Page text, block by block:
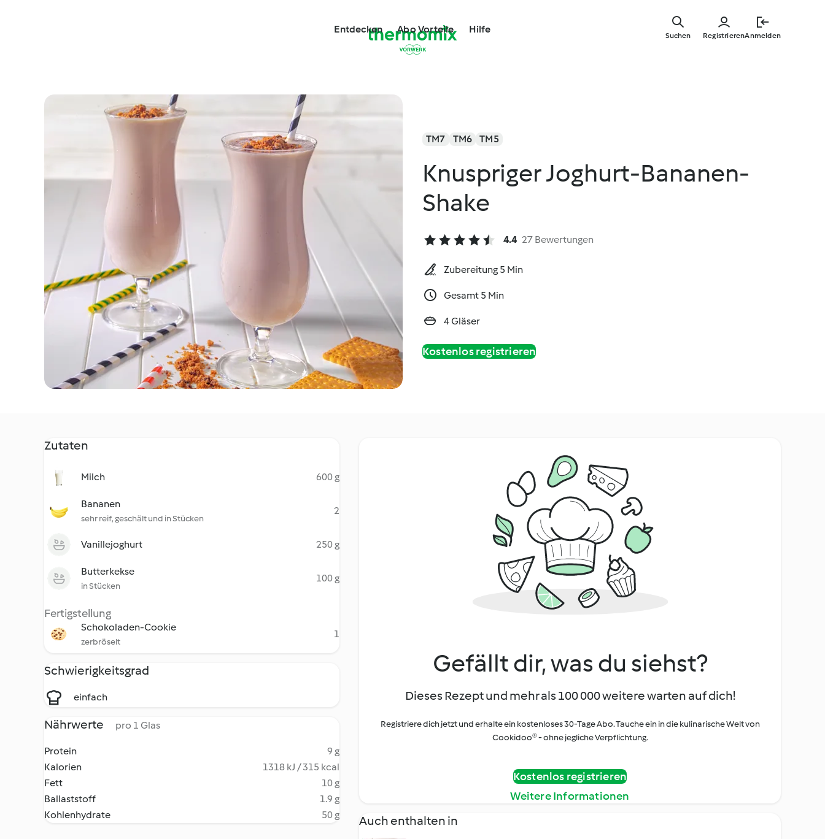
springen
Entdecken Abo Vorteile Hilfe
RegistrierenAnmelden
Suchen
TM7 TM6 TM5
Knuspriger Joghurt-Bananen-
Shake
4.4 27 Bewertungen
Zubereitung 5 Min
Gesamt 5 Min
4 Gläser
Kostenlos registrieren
Zutaten
Milch 600 g
Bananen
sehr reif, geschält und in Stücken
2
Vanillejoghurt 250 g
Butterkekse
in Stücken
100 g
Fertigstellung
Schokoladen-Cookie
zerbröselt
1
Schwierigkeitsgrad
einfach
Nährwerte pro 1 Glas
Protein
9 g
Kalorien
1318 kJ / 315 kcal
Fett
10 g
Ballaststoff
1.9 g
Kohlenhydrate
50 g
Gefällt dir, was du siehst?
Dieses Rezept und mehr als 100 000 weitere warten auf dich!
Registriere dich jetzt und erhalte ein kostenloses 30-Tage Abo. Tauche ein in die kulinarische Welt von
Cookidoo® - ohne jegliche Verpflichtung.
Kostenlos registrieren
Weitere Informationen
Auch enthalten in